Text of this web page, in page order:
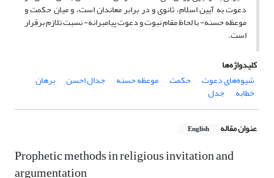
دعوت به آیین اسلام، ثانوی و در برابر معاندان است، و میان حکمت و
موعظه حسنه- با لحاظ مقام نبوت و دعوت پیامبرانه- نسبت تلازم برقرار
است.
کلیدواژه‌ها
شیوه‌های دعوت
حکمت موعظه حسنه جدال احسن برهان
خطابه جدل
عنوان مقاله English
Prophetic methods in religious invitation and
argumentation